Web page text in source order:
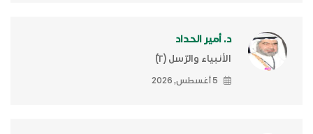
د. أمير الحداد
الأنبياء والرّسل (٢)ّ
5 أغسطس, 2026